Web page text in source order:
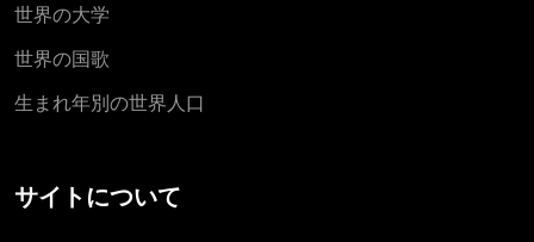
世界の大学
世界の国歌
生まれ年別の世界人口
サイトについて